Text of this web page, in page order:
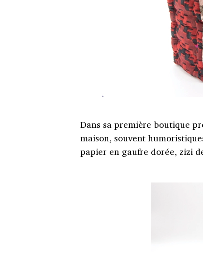
Dans sa première boutique
maison, souvent
papier en gaufre dorée, zizi